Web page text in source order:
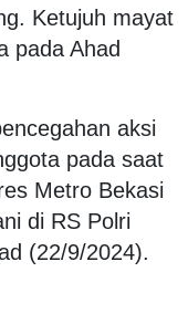
Ketujuh mayat
pada Ahad
aksi
pada saat
Metro Bekasi
di RS Polri
(22/9/2024).